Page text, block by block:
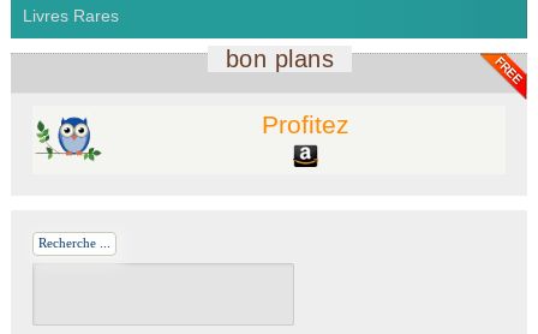
Livres Rares
bon plans
Profitez
Recherche ...